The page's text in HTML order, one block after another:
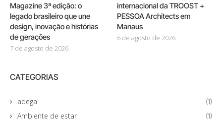
Magazine 3ª edição: o
legado brasileiro que une
design, inovação e histórias
de gerações
7 de agosto de 2026
internacional da TROOST +
PESSOA Architects em
Manaus
6 de agosto de 2026
CATEGORIAS
adega (1)
Ambiente de estar (1)